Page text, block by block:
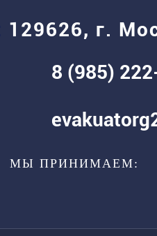
129626, г.
8 (985)
МЫ ПРИНИМАЕМ: